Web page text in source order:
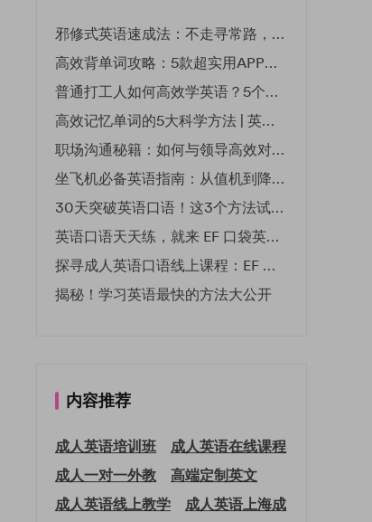
邪修式英语速成法：不走寻常路，英语战力狂飙！
高效背单词攻略：5款超实用APP推荐 | EF英孚教育
普通打工人如何高效学英语？5个实用技巧助你突破职场瓶颈
高效记忆单词的5大科学方法 | 英语学习必备技巧
职场沟通秘籍：如何与领导高效对话 | EF英孚职场指南
坐飞机必备英语指南：从值机到降落的全流程表达
30天突破英语口语！这3个方法试过的人都说有效
英语口语天天练，就来 EF 口袋英语微信小程序
探寻成人英语口语线上课程：EF 英孚教育凭什么领航
揭秘！学习英语最快的方法大公开
内容推荐
成人英语培训班
成人英语在线课程
成人一对一外教
高端定制英文
成人英语线上教学
成人英语上海成